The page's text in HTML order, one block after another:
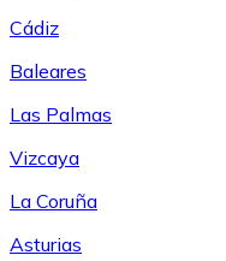
Cádiz
Baleares
Las Palmas
Vizcaya
La Coruña
Asturias